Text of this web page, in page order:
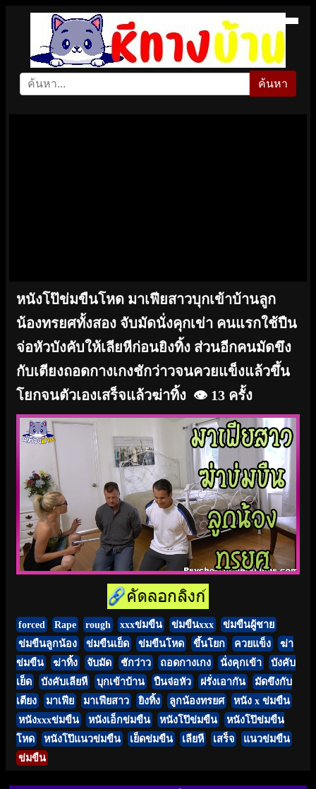
ค้นหา
หนังโป๊ข่มขืนโหด มาเฟียสาวบุกเข้าบ้านลูก
น้องทรยศทั้งสอง จับมัดนั่งคุกเข่า คนแรกใช้ปืน
จ่อหัวบังคับให้เลียหีก่อนยิงทิ้ง ส่วนอีกคนมัดขึง
กับเตียงถอดกางเกงชักว่าวจนควยแข็งแล้วขึ้น
โยกจนตัวเองเสร็จแล้วฆ่าทิ้ง 👁️ 13 ครั้ง
forced Rape rough xxxข่มขืน ข่มขืนxxx
ข่มขืนผู้ชาย
ข่มขืนลูกน้อง
ข่มขืนเย็ด ข่มขืนโหด ขึ้นโยก ควยแข็ง
ฆ่า
ข่มขืน
ฆ่าทิ้ง จับมัด ชักว่าว ถอดกางเกง นั่งคุกเข้า
บังคับ
เย็ด
บังคับเลียหี บุกเข้าบ้าน ปืนจ่อหัว ฝรั่งเอากัน
มัดขึงกับ
เตียง
มาเฟีย มาเฟียสาว ยิงทิ้ง ลูกน้องทรยศ
หนัง x ข่มขืน
หนังxxxข่มขืน
หนังเอ็กข่มขืน หนังโป๊ข่มขืน
หนังโป๊ข่มขืน
โหด
หนังโป๊แนวข่มขืน เย็ดข่มขืน เลียหี เสร็จ
แนวข่มขืน
ข่มขืน